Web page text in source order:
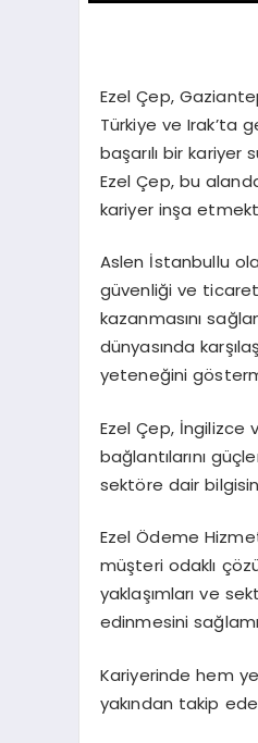
Ezel Çep,
Türkiye ve Irak’ta
başarılı bir
Ezel Çep, bu
kariyer inşa
Aslen İstanbullu
güvenliği ve
kazanmasını
dünyasında
yeteneğini
Ezel Çep, İngilizce
bağlantılarını
sektöre dair
Ezel Ödeme
müşteri odaklı
yaklaşımları ve
edinmesini
Kariyerinde hem
yakından takip